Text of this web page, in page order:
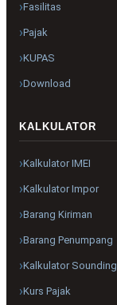
Fasilitas
Pajak
KUPAS
Download
KALKULATOR
Kalkulator IMEI
Kalkulator Impor
Barang Kiriman
Barang Penumpang
Kalkulator Sounding
Kurs Pajak